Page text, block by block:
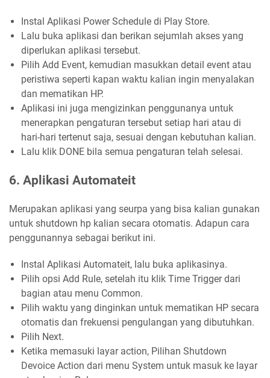
Instal Aplikasi Power Schedule di Play Store.
Lalu buka aplikasi dan berikan sejumlah akses yang
diperlukan aplikasi tersebut.
Pilih Add Event, kemudian masukkan detail event atau
peristiwa seperti kapan waktu kalian ingin menyalakan
dan mematikan HP.
Aplikasi ini juga mengizinkan penggunanya untuk
menerapkan pengaturan tersebut setiap hari atau di
hari-hari tertenut saja, sesuai dengan kebutuhan kalian.
Lalu klik DONE bila semua pengaturan telah selesai.
6. Aplikasi Automateit
Merupakan aplikasi yang seurpa yang bisa kalian gunakan
untuk shutdown hp kalian secara otomatis. Adapun cara
penggunannya sebagai berikut ini.
Instal Aplikasi Automateit, lalu buka aplikasinya.
Pilih opsi Add Rule, setelah itu klik Time Trigger dari
bagian atau menu Common.
Pilih waktu yang dinginkan untuk mematikan HP secara
otomatis dan frekuensi pengulangan yang dibutuhkan.
Pilih Next.
Ketika memasuki layar action, Pilihan Shutdown
Devoice Action dari menu System untuk masuk ke layar